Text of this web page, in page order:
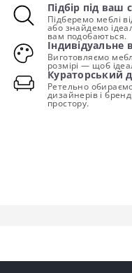
Підбір під ваш
Підберемо меблі
або знайдемо
вам подобаються.
Індивідуальне
Виготовляємо
розмірі — щоб
Кураторський
Ретельно
дизайнерів і
простору.